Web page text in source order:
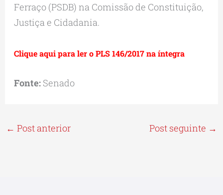
Ferraço (PSDB) na Comissão de Constituição,
Justiça e Cidadania.
Clique aqui para ler o PLS 146/2017 na íntegra
Fonte: Senado
← Post anterior Post seguinte →